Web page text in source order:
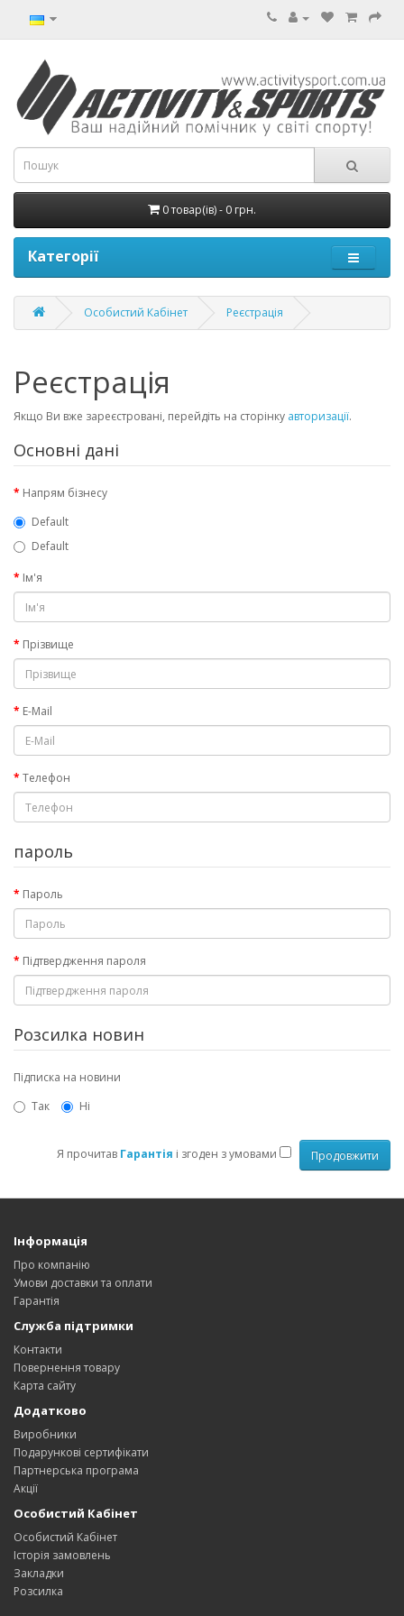
0 товар(ів) - 0 грн.
Категорії
Особистий Кабінет Реєстрація
Реєстрація
Якщо Ви вже зареєстровані, перейдіть на сторінку авторизації.
Основні дані
Напрям бізнесу
Default
Default
Ім'я
Прізвище
E-Mail
Телефон
пароль
Пароль
Підтвердження пароля
Розсилка новин
Підписка на новини
Так
Ні
Я прочитав Гарантія і згоден з умовами
Інформація
Про компанію
Умови доставки та оплати
Гарантія
Служба підтримки
Контакти
Повернення товару
Карта сайту
Додатково
Виробники
Подарункові сертифікати
Партнерська програма
Акції
Особистий Кабінет
Особистий Кабінет
Історія замовлень
Закладки
Розсилка